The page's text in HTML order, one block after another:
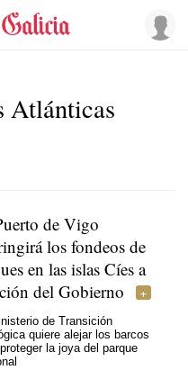
Atlánticas
de Vigo
los fondeos de
en las islas Cíes a
del Gobierno
de Transición
quiere alejar los barcos
la joya del parque